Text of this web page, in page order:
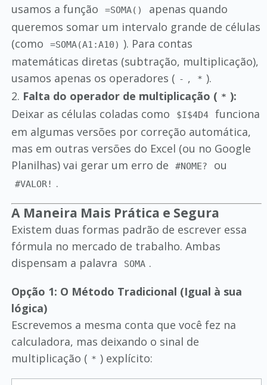
usamos a função
=SOMA()
apenas quando
queremos somar um intervalo grande de células
(como
=SOMA(A1:A10) ). Para contas
matemáticas diretas (subtração, multiplicação),
usamos apenas os operadores ( - , * ).
2. Falta do operador de multiplicação ( * ):
Deixar as células coladas como
$I$4D4
funciona
em algumas versões por correção automática,
mas em outras versões do Excel (ou no Google
Planilhas) vai gerar um erro de
#NOME? ou
#VALOR! .
A Maneira Mais Prática e Segura
Existem duas formas padrão de escrever essa
fórmula no mercado de trabalho. Ambas
dispensam a palavra
SOMA .
Opção 1: O Método Tradicional (Igual à sua
lógica)
Escrevemos a mesma conta que você fez na
calculadora, mas deixando o sinal de
multiplicação ( * ) explícito: